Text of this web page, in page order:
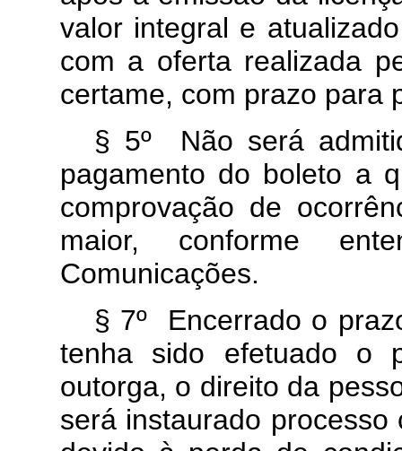
valor integral e
com a oferta realizada
certame, com prazo para
§ 5º Não será
pagamento do boleto a
comprovação de
maior, conforme
Comunicações.
§ 7º Encerrado o
tenha sido efetuado o
outorga, o direito da
será instaurado